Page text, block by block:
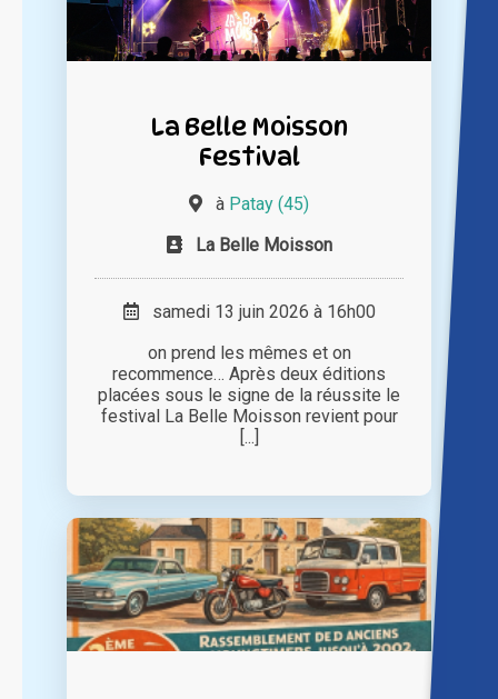
La Belle Moisson
Festival
à Patay (45)
La Belle Moisson
samedi 13 juin 2026 à 16h00
on prend les mêmes et on
recommence… Après deux éditions
placées sous le signe de la réussite le
festival La Belle Moisson revient pour
[...]